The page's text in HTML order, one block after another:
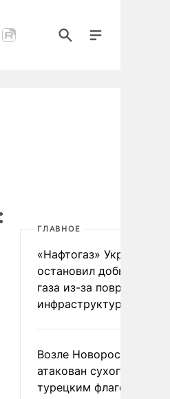
ГЛАВНОЕ
«Нафтогаз» Украины
остановил добычу
газа из-за повреждения
инфраструктуры
Возле Новороссийска
атакован сухогруз под
турецким флагом